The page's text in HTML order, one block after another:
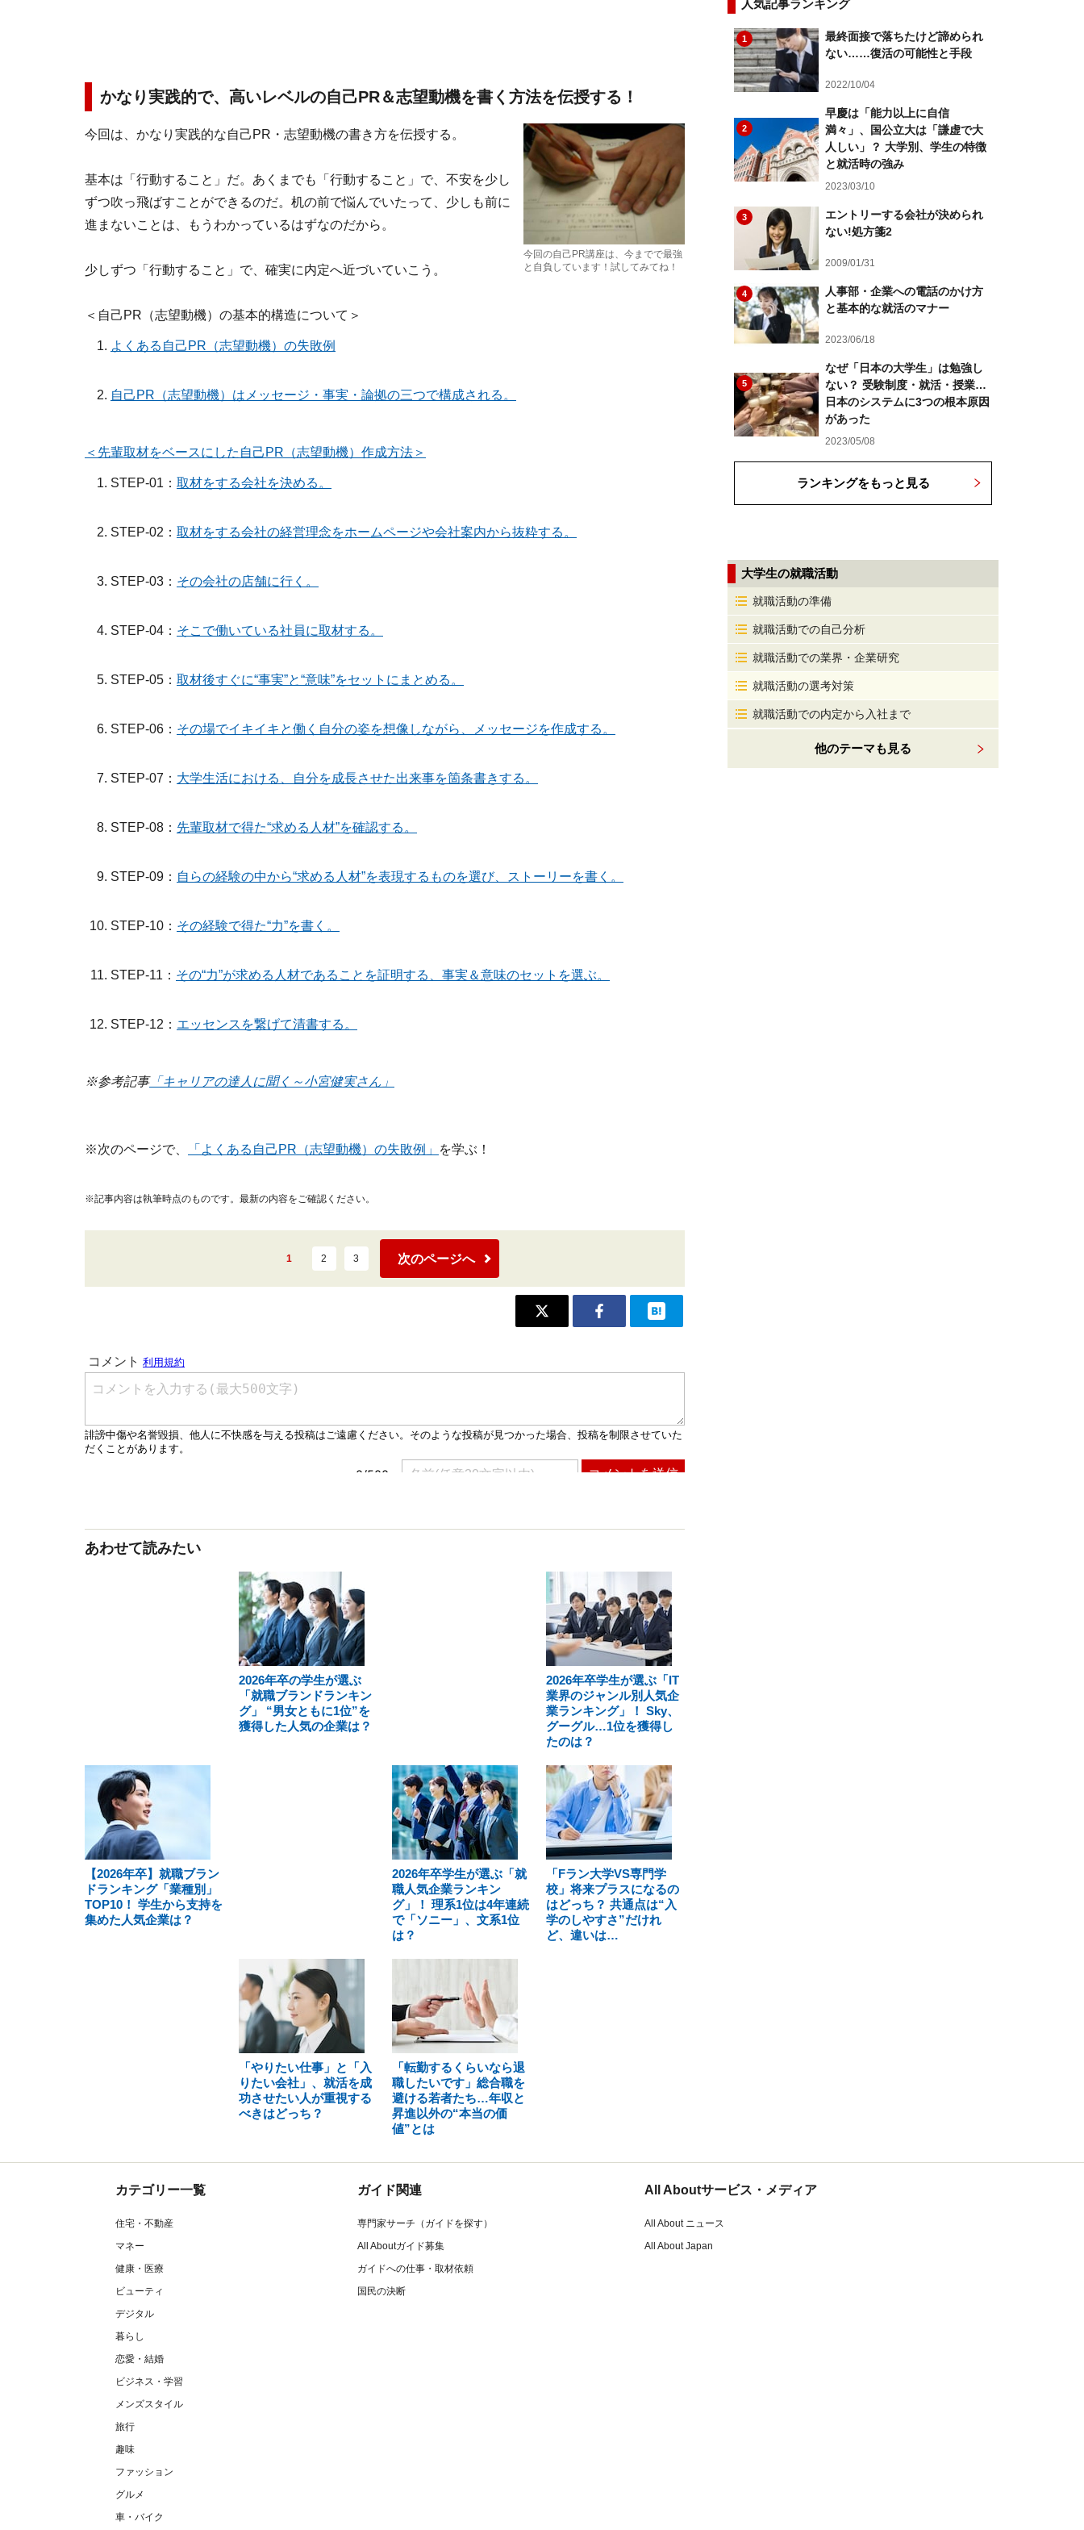
かなり実践的で、高いレベルの自己PR＆志望動機を書く方法を伝授する！
今回の自己PR講座は、今までで最強
と自負しています！試してみてね！
今回は、かなり実践的な自己PR・志望動機の書き方を伝授する。
基本は 「行動すること」 だ。あくまでも「行動すること」で、不安を少し
ずつ吹っ飛ばすことができるのだ。机の前で悩んでいたって、少しも前に
進まないことは、もうわかっているはずなのだから。
少しずつ「行動すること」で、確実に内定へ近づいていこう。
＜自己PR（志望動機）の基本的構造について＞
よくある自己PR（志望動機）の失敗例
自己PR（志望動機）はメッセージ・事実・論拠の三つで構成される。
＜先輩取材をベースにした自己PR（志望動機）作成方法＞
STEP-01： 取材をする会社を決める。
STEP-02： 取材をする会社の経営理念をホームページや会社案内から抜粋する。
STEP-03： その会社の店舗に行く。
STEP-04： そこで働いている社員に取材する。
STEP-05： 取材後すぐに“事実”と“意味”をセットにまとめる。
STEP-06： その場でイキイキと働く自分の姿を想像しながら、メッセージを作成する。
STEP-07： 大学生活における、自分を成長させた出来事を箇条書きする。
STEP-08： 先輩取材で得た“求める人材”を確認する。
STEP-09： 自らの経験の中から“求める人材”を表現するものを選び、ストーリーを書く。
STEP-10： その経験で得た“力”を書く。
STEP-11： その“力”が求める人材であることを証明する、事実＆意味のセットを選ぶ。
STEP-12： エッセンスを繋げて清書する。
※参考記事「キャリアの達人に聞く～小宮健実さん」
※次のページで、 「よくある自己PR（志望動機）の失敗例」 を学ぶ！
※記事内容は執筆時点のものです。最新の内容をご確認ください。
1 2 3 次のページへ
あわせて読みたい
2026年卒の学生が選ぶ
「就職ブランドランキン
グ」 “男女ともに1位”を
獲得した人気の企業は？
2026年卒学生が選ぶ「IT
業界のジャンル別人気企
業ランキング」！ Sky、
グーグル…1位を獲得し
たのは？
【2026年卒】就職ブラン
ドランキング「業種別」
TOP10！ 学生から支持を
集めた人気企業は？
2026年卒学生が選ぶ「就
職人気企業ランキン
グ」！ 理系1位は4年連続
で「ソニー」、文系1位
は？
「Fラン大学VS専門学
校」将来プラスになるの
はどっち？ 共通点は“入
学のしやすさ”だけれ
ど、違いは…
「やりたい仕事」と「入
りたい会社」、就活を成
功させたい人が重視する
べきはどっち？
「転勤するくらいなら退
職したいです」総合職を
避ける若者たち…年収と
昇進以外の“本当の価
値”とは
人気記事ランキング
1
最終面接で落ちたけど諦められ
ない……復活の可能性と手段
2022/10/04
2
早慶は「能力以上に自信
満々」、国公立大は「謙虚で大
人しい」？ 大学別、学生の特徴
と就活時の強み
2023/03/10
3
エントリーする会社が決められ
ない!処方箋2
2009/01/31
4
人事部・企業への電話のかけ方
と基本的な就活のマナー
2023/06/18
5
なぜ「日本の大学生」は勉強し
ない？ 受験制度・就活・授業…
日本のシステムに3つの根本原因
があった
2023/05/08
ランキングをもっと見る
大学生の就職活動
就職活動の準備
就職活動での自己分析
就職活動での業界・企業研究
就職活動の選考対策
就職活動での内定から入社まで
他のテーマも見る
カテゴリー一覧
住宅・不動産
マネー
健康・医療
ビューティ
デジタル
暮らし
恋愛・結婚
ビジネス・学習
メンズスタイル
旅行
趣味
ファッション
グルメ
車・バイク
ガイド関連
専門家サーチ（ガイドを探す）
All Aboutガイド募集
ガイドへの仕事・取材依頼
国民の決断
All Aboutサービス・メディア
All About ニュース
All About Japan